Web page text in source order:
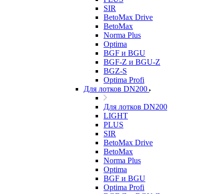
SIR
BetoMax Drive
BetoMax
Norma Plus
Optima
BGF и BGU
BGF-Z и BGU-Z
BGZ-S
Optima Profi
Для лотков DN200
Для лотков DN200
LIGHT
PLUS
SIR
BetoMax Drive
BetoMax
Norma Plus
Optima
BGF и BGU
Optima Profi